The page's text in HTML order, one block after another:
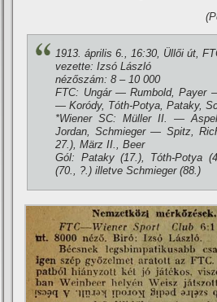
1913. április 6., 16:30, Üllői út,
vezette: Izsó László
nézőszám: 8 – 10 000
FTC: Ungár — Rumbold, Payer
— Koródy, Tóth-Potya, Pataky,
*Wiener SC: Müller II. —
Jordan, Schmieger — Spitz,
27.), März II., Beer
Gól: Pataky (17.), Tóth-Potya
(70., ?.) illetve Schmieger (88.)